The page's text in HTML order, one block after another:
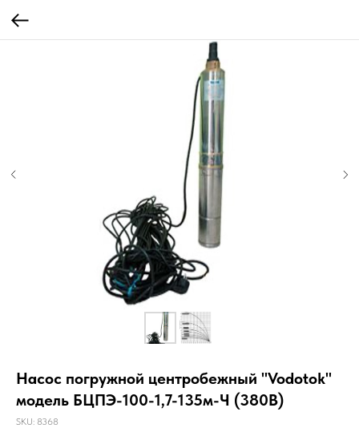
Насос погружной центробежный "Vodotok"
модель БЦПЭ-100-1,7-135м-Ч (380В)
SKU: 8368